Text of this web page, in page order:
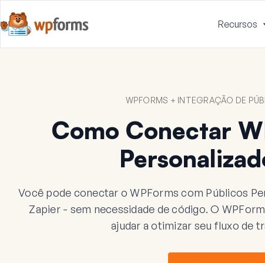
Recursos
WPFORMS + INTEGRAÇÃO DE
Como Conectar
Você pode conectar o WPForms com Públicos
Zapier - sem necessidade de código. O
ajudar a otimizar seu fluxo de